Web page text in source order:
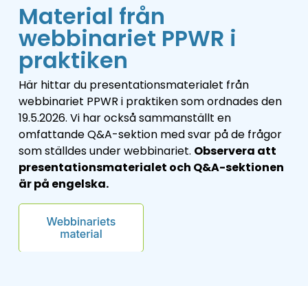
Material från
webbinariet PPWR i
praktiken
Här hittar du presentationsmaterialet från
webbinariet PPWR i praktiken som ordnades den
19.5.2026. Vi har också sammanställt en
omfattande Q&A-sektion med svar på de frågor
som ställdes under webbinariet. Observera att
presentationsmaterialet och Q&A-sektionen
är på engelska.